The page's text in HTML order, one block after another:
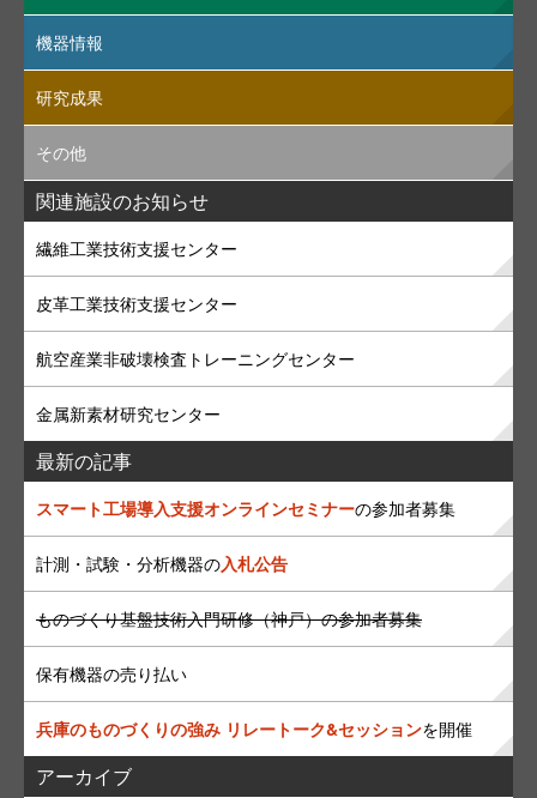
機器情報
研究成果
その他
関連施設のお知らせ
繊維工業技術支援センター
皮革工業技術支援センター
航空産業非破壊検査トレーニングセンター
金属新素材研究センター
最新の記事
スマート工場導入支援オンラインセミナーの参加者募集
計測・試験・分析機器の入札公告
ものづくり基盤技術入門研修（神戸）の参加者募集
保有機器の売り払い
兵庫のものづくりの強み リレートーク&セッションを開催
アーカイブ